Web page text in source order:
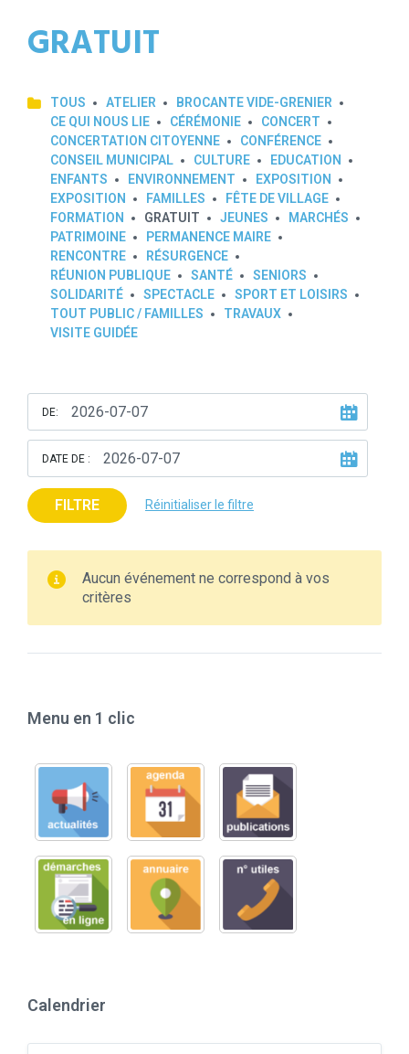
GRATUIT
TOUS ATELIER
BROCANTE VIDE-GRENIER
CE QUI NOUS LIE
CÉRÉMONIE
CONCERT
CONCERTATION CITOYENNE
CONFÉRENCE
CONSEIL MUNICIPAL
CULTURE
EDUCATION
ENFANTS
ENVIRONNEMENT
EXPOSITION
EXPOSITION
FAMILLES
FÊTE DE VILLAGE
FORMATION
GRATUIT JEUNES
MARCHÉS
PATRIMOINE
PERMANENCE MAIRE
RENCONTRE
RÉSURGENCE
RÉUNION PUBLIQUE
SANTÉ
SENIORS
SOLIDARITÉ
SPECTACLE
SPORT ET LOISIRS
TOUT PUBLIC / FAMILLES
TRAVAUX
VISITE GUIDÉE
DE:
DATE DE :
FILTRE Réinitialiser le filtre
Aucun événement ne correspond à vos
critères
Menu en 1 clic
Calendrier